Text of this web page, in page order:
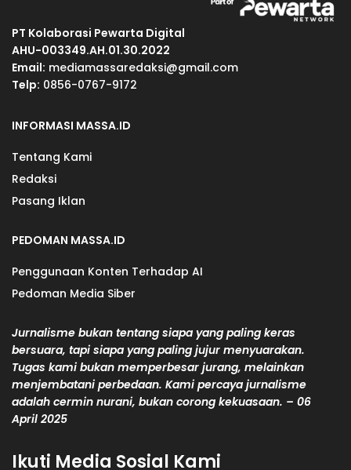
PT Kolaborasi Pewarta Digital
AHU-003349.AH.01.30.2022
Email: mediamassaredaksi@gmail.com
Telp: 0856-0767-9172
INFORMASI MASSA.ID
Tentang Kami
Redaksi
Pasang Iklan
PEDOMAN MASSA.ID
Penggunaan Konten Terhadap AI
Pedoman Media Siber
Jurnalisme bukan tentang siapa yang paling keras
bersuara, tapi siapa yang paling jujur menyuarakan.
Tugas kami bukan memperbesar jurang, melainkan
menjembatani perbedaan. Kami percaya jurnalisme
adalah cermin nurani, bukan corong kekuasaan. – 06
April 2025
Ikuti Media Sosial Kami